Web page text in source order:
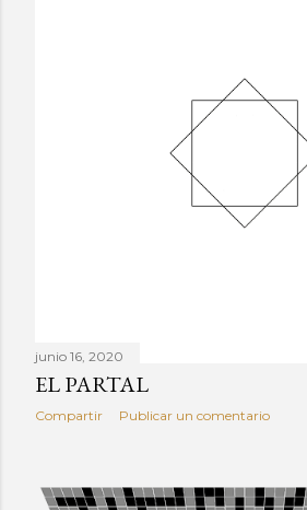
junio 16, 2020
EL PARTAL
Compartir Publicar un comentario